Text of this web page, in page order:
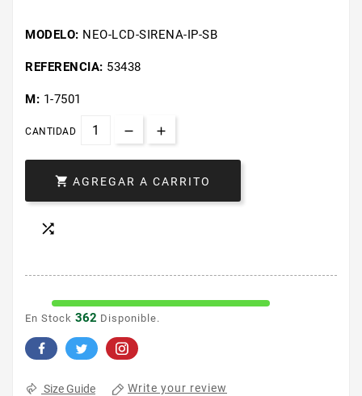
MODELO: NEO-LCD-SIRENA-IP-SB
REFERENCIA: 53438
M: 1-7501
CANTIDAD
 AGREGAR A CARRITO

En Stock 362 Disponible.
Size Guide Write your review